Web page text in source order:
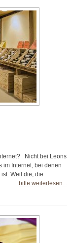
Nicht bei Leons
im Internet, bei denen
Weil die, die
bitte weiterlesen...